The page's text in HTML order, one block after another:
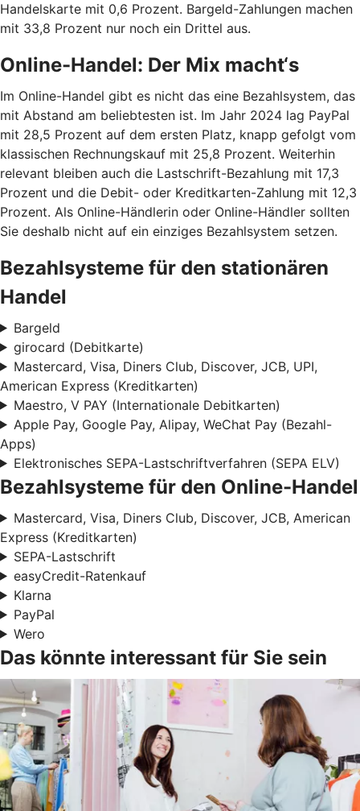
Handelskarte mit 0,6 Prozent. Bargeld-Zahlungen machen
mit 33,8 Prozent nur noch ein Drittel aus.
Online-Handel: Der Mix macht‘s
Im Online-Handel gibt es nicht das eine Bezahlsystem, das
mit Abstand am beliebtesten ist. Im Jahr 2024 lag PayPal
mit 28,5 Prozent auf dem ersten Platz, knapp gefolgt vom
klassischen Rechnungskauf mit 25,8 Prozent. Weiterhin
relevant bleiben auch die Lastschrift-Bezahlung mit 17,3
Prozent und die Debit- oder Kreditkarten-Zahlung mit 12,3
Prozent. Als Online-Händlerin oder Online-Händler sollten
Sie deshalb nicht auf ein einziges Bezahlsystem setzen.
Bezahlsysteme für den stationären
Handel
Bargeld
girocard (Debitkarte)
Mastercard, Visa, Diners Club, Discover, JCB, UPI,
American Express (Kreditkarten)
Maestro, V PAY (Internationale Debitkarten)
Apple Pay, Google Pay, Alipay, WeChat Pay (Bezahl-
Apps)
Elektronisches SEPA-Lastschriftverfahren (SEPA ELV)
Bezahlsysteme für den Online-Handel
Mastercard, Visa, Diners Club, Discover, JCB, American
Express (Kreditkarten)
SEPA-Lastschrift
easyCredit-Ratenkauf
Klarna
PayPal
Wero
Das könnte interessant für Sie sein